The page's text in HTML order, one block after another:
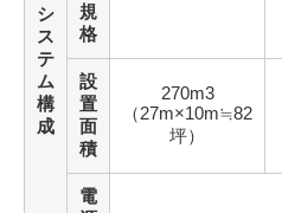
シ
ス
テ
ム
構
成
規
格
設
置
面
積
270m3
（27m×10m≒82
坪）
電